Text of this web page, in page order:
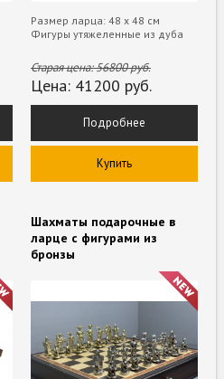
Размер ларца: 48 х 48 см
Фигуры утяжеленные из дуба
Старая цена:56800руб.
Цена: 41200 руб.
Подробнее
Купить
Шахматы подарочные в
ларце с фигурами из
бронзы